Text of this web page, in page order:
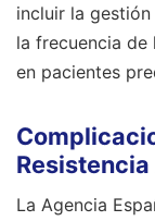
incluir la
la frecuencia
en pacientes
La Agencia